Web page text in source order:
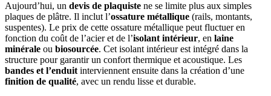
Aujourd’hui, un devis de plaquiste ne se limite plus aux simples
plaques de plâtre. Il inclut l’ossature métallique (rails, montants,
suspentes). Le prix de cette ossature métallique peut fluctuer en
fonction du coût de l’acier et de l’isolant intérieur, en laine
minérale ou biosourcée. Cet isolant intérieur est intégré dans la
structure pour garantir un confort thermique et acoustique. Les
bandes et l’enduit interviennent ensuite dans la création d’une
finition de qualité, avec un rendu lisse et durable.